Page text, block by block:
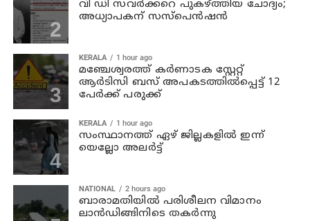
വി ഡി സവര്‍ക്കറെ പുകഴ്ത്തിയ ചോദ്യം;
അധ്യാപകന് സസ്പെന്‍ഷന്‍
KERALA 1 hour ago
മഞ്ചേശ്വരത്ത് കര്‍ണാടക സ്റ്റേറ്റ്
ആര്‍ടിസി ബസ് അപകടത്തില്‍പ്പെട്ട് 12
പേര്‍ക്ക് പരുക്ക്
KERALA 1 hour ago
സംസ്ഥാനത്ത് ഏഴ് ജില്ലകളില്‍ ഇന്ന്
യെല്ലോ അലര്‍ട്ട്
NATIONAL 2 hours ago
ബാരാമതിയില്‍ പരിശീലന വിമാനം
ലാന്‍ഡിങ്ങിനിടെ തകര്‍ന്നു